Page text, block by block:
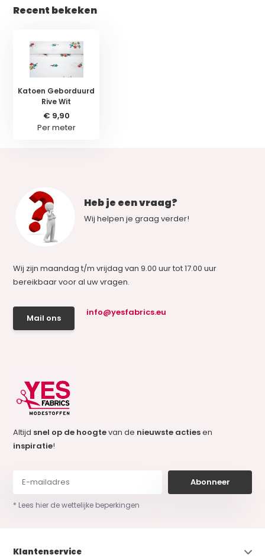
Recent bekeken
Katoen Geborduurd
Rive Wit
€ 9,90
Per meter
Heb je een vraag?
Wij helpen je graag verder!
Wij zijn maandag t/m vrijdag van 9.00 uur tot 17.00 uur
bereikbaar voor al uw vragen.
Mail ons
info@yesfabrics.eu
Altijd snel op de hoogtevan de nieuwste actiesen
inspiratie!
Abonneer
* Lees hier de wettelijke beperkingen
Klantenservice